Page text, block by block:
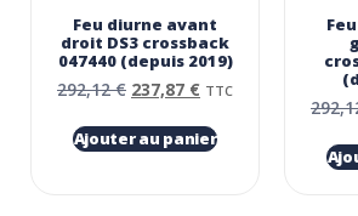
Feu diurne avant
droit DS3 crossback
047440 (depuis 2019)
292,12€ 237,87 € TTC
Ajouter au panier